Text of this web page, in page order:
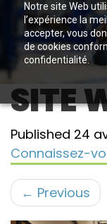
Notre site Web
l’expérience la
accepter, vous
de cookies
confidentialité.
SITE
Published 24
Connaissez-
← Previous